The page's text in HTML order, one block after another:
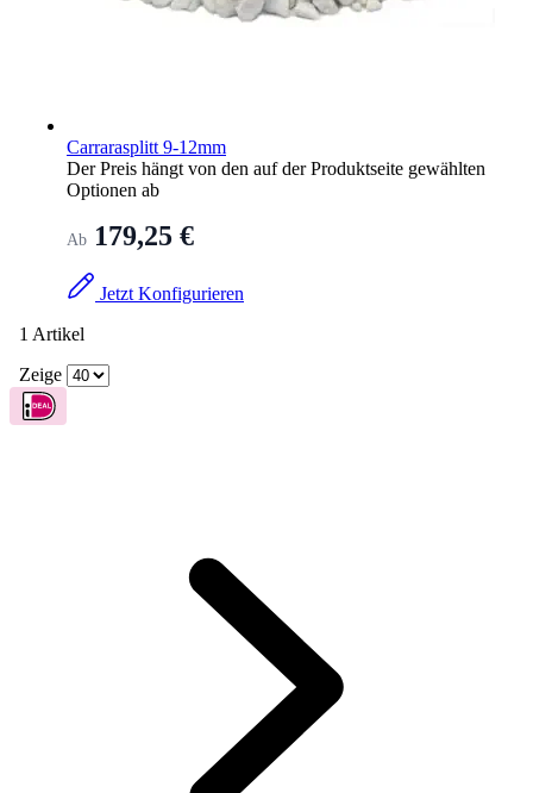
Carrarasplitt 9-12mm
Der Preis hängt von den auf der Produktseite gewählten
Optionen ab
Ab 179,25 €
Jetzt Konfigurieren
1 Artikel
Zeige